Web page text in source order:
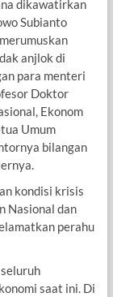
dikawatirkan
Subianto
anjlok di
para menteri
Doktor
Ekonom
Umum
bilangan
kondisi krisis
Nasional dan
perahu
saat ini. Di